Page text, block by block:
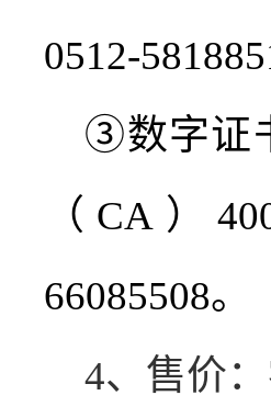
0512-
③数字证
（ CA）
66085508。
4、售价